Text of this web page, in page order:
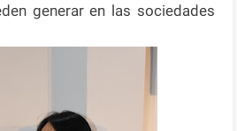
generar en las sociedades